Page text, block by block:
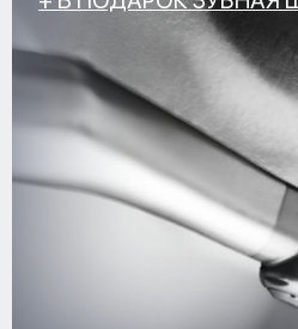
ЛИЦЕНЗИИ И ЮРИДИЧЕСКАЯ ИНФОРМАЦИЯ
ПОЛИТИКА КОНФИДЕНЦИАЛЬНОСТИ
УДАЛИТЬ МОИ ПЕРСОНАЛЬНЫЕ ДАННЫЕ
СОУТ НАЛОГОВЫЙ ВЫЧЕТ